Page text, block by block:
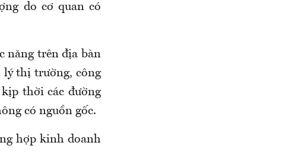
do cơ quan có
năng trên địa bàn
lý thị trường, công
thời các đường
có nguồn gốc.
hợp kinh doanh